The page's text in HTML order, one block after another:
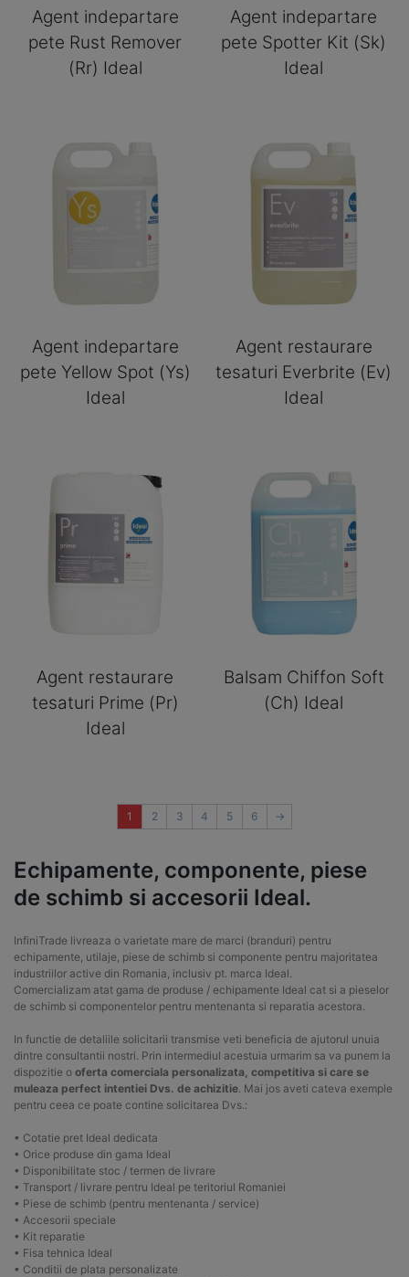
Agent indepartare
pete Rust Remover
(Rr) Ideal
Agent indepartare
pete Spotter Kit (Sk)
Ideal
Agent indepartare
pete Yellow Spot (Ys)
Ideal
Agent restaurare
tesaturi Everbrite (Ev)
Ideal
Agent restaurare
tesaturi Prime (Pr)
Ideal
Balsam Chiffon Soft
(Ch) Ideal
1 2 3 4 5 6 →
Echipamente, componente, piese
de schimb si accesorii Ideal.
InfiniTrade livreaza o varietate mare de marci (branduri) pentru
echipamente, utilaje, piese de schimb si componente pentru majoritatea
industriilor active din Romania, inclusiv pt. marca Ideal.
Comercializam atat gama de produse / echipamente Ideal cat si a pieselor
de schimb si componentelor pentru mentenanta si reparatia acestora.
In functie de detaliile solicitarii transmise veti beneficia de ajutorul unuia
dintre consultantii nostri. Prin intermediul acestuia urmarim sa va punem la
dispozitie o oferta comerciala personalizata, competitiva si care se
muleaza perfect intentiei Dvs. de achizitie . Mai jos aveti cateva exemple
pentru ceea ce poate contine solicitarea Dvs.:
• Cotatie pret Ideal dedicata
• Orice produse din gama Ideal
• Disponibilitate stoc / termen de livrare
• Transport / livrare pentru Ideal pe teritoriul Romaniei
• Piese de schimb (pentru mentenanta / service)
• Accesorii speciale
• Kit reparatie
• Fisa tehnica Ideal
• Conditii de plata personalizate